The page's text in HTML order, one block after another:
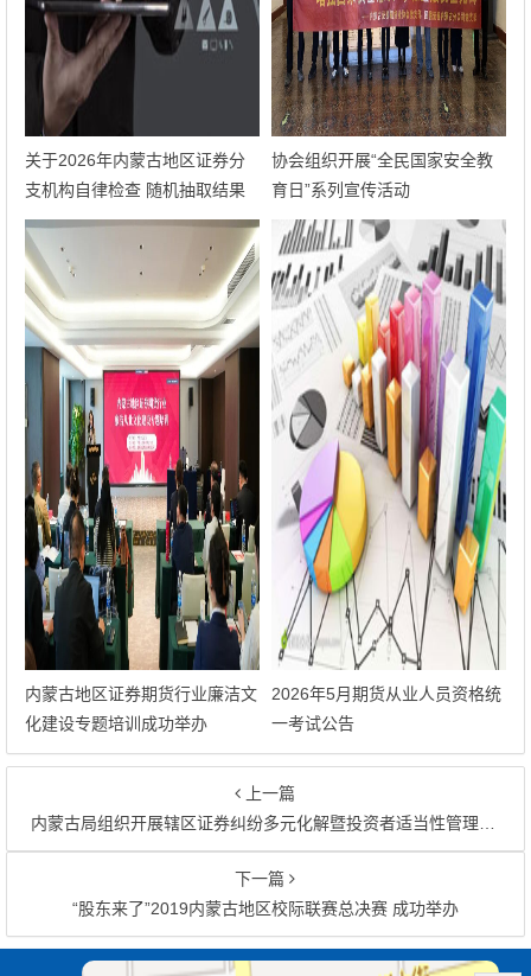
关于2026年内蒙古地区证券分
支机构自律检查 随机抽取结果
的公告
协会组织开展“全民国家安全教
育日”系列宣传活动
内蒙古地区证券期货行业廉洁文
化建设专题培训成功举办
2026年5月期货从业人员资格统
一考试公告
上一篇
内蒙古局组织开展辖区证券纠纷多元化解暨投资者适当性管理专题巡讲
下一篇
“股东来了”2019内蒙古地区校际联赛总决赛 成功举办